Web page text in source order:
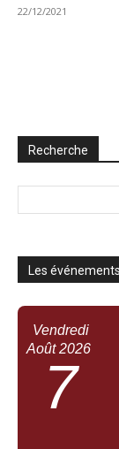
22/12/2021
Recherche
Les événements
Vendredi
Août 2026
7